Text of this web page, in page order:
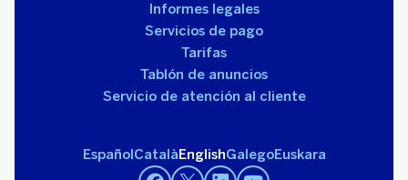
Informes legales
Servicios de pago
Tarifas
Tablón de anuncios
Servicio de atención al cliente
EspañolCatalàEnglishGalegoEuskara